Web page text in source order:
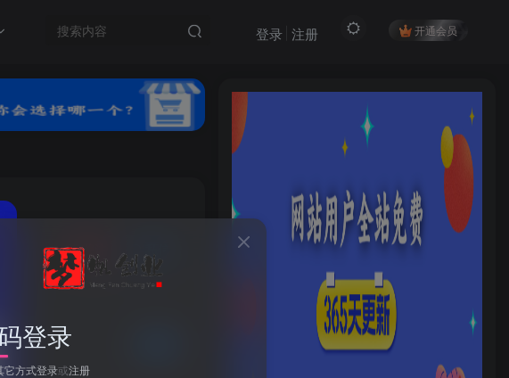
开通会员
登录 注册
关注
0 15 5 HI！请登录
登录
登录
它方式登录或注册